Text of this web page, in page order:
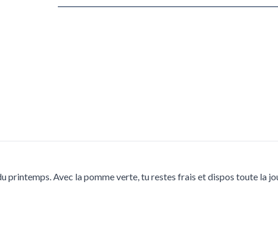
printemps. Avec la pomme verte, tu restes frais et dispos toute la